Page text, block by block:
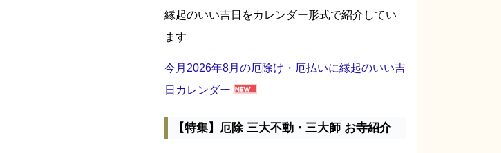
縁起のいい吉日をカレンダー形式で紹介してい
ます
今月2026年8月の厄除け・厄払いに縁起のいい吉
日カレンダー
【特集】厄除 三大不動・三大師 お寺紹介